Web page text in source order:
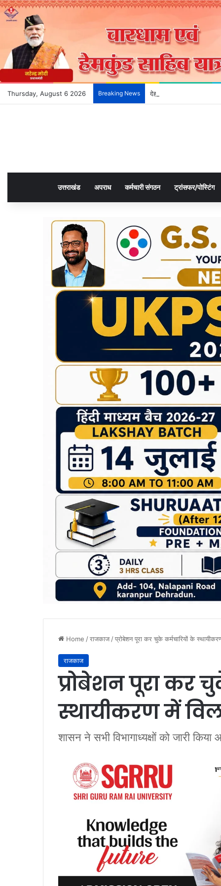
Thursday, August 6 2026 Breaking News देहरादून के भविष्य को आकार
उत्तराखंड अपराध कर्मचारी संगठन ट्रांसफर/पोस्टिंग
Home /राजकाज/प्रोबेशन पूरा कर चुके कर्मचारियों के
राजकाज
प्रोबेशन पूरा कर
स्थायीकरण में
शासन ने सभी विभागाध्यक्षों को जारी